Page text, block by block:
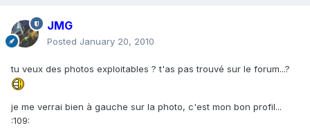
JMG
Posted January 20, 2010
tu veux des photos exploitables ? t'as pas trouvé sur le forum...?
je me verrai bien à gauche sur la photo, c'est mon bon profil...
:109: